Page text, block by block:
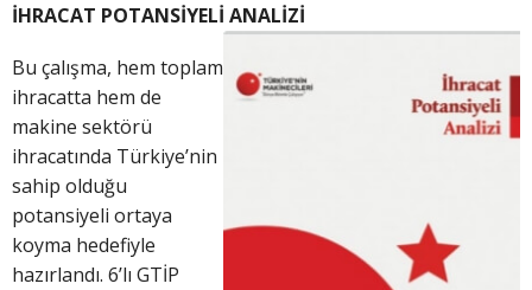
İHRACAT POTANSİYELİ ANALİZİ
Bu çalışma, hem toplam
ihracatta hem de
makine sektörü
ihracatında Türkiye’nin
sahip olduğu
potansiyeli ortaya
koyma hedefiyle
hazırlandı. 6’lı GTİP